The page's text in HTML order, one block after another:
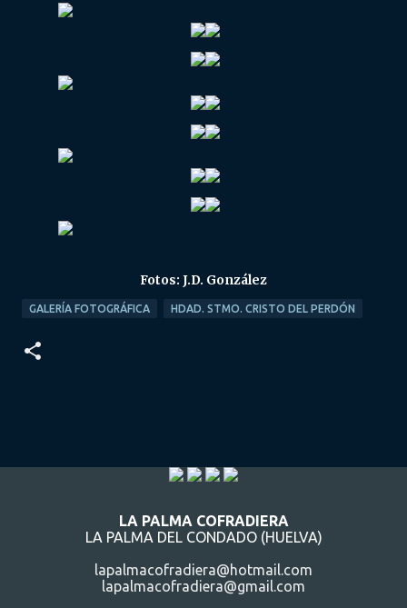
Fotos: J.D. González
GALERÍA FOTOGRÁFICA HDAD. STMO. CRISTO DEL PERDÓN
LA PALMA COFRADIERA
LA PALMA DEL CONDADO (HUELVA)
lapalmacofradiera@hotmail.com
lapalmacofradiera@gmail.com